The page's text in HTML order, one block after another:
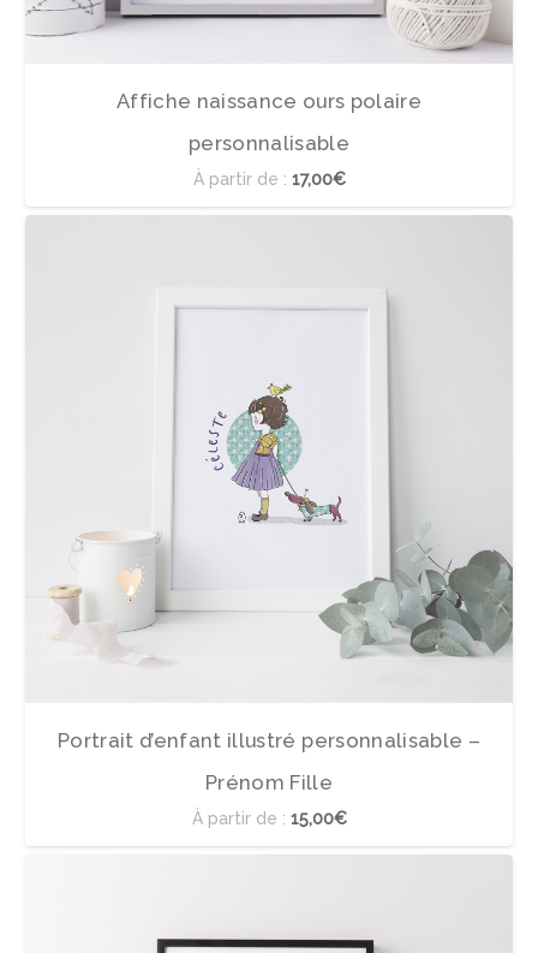
Affiche naissance ours polaire
personnalisable
À partir de : 17,00€
Portrait d’enfant illustré personnalisable –
Prénom Fille
À partir de : 15,00€